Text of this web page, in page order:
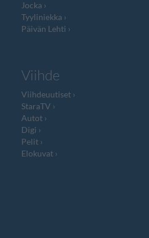
Jocka
Tyyliniekka
Päivän Lehti
Viihde
Viihdeuutiset
StaraTV
Autot
Digi
Pelit
Elokuvat